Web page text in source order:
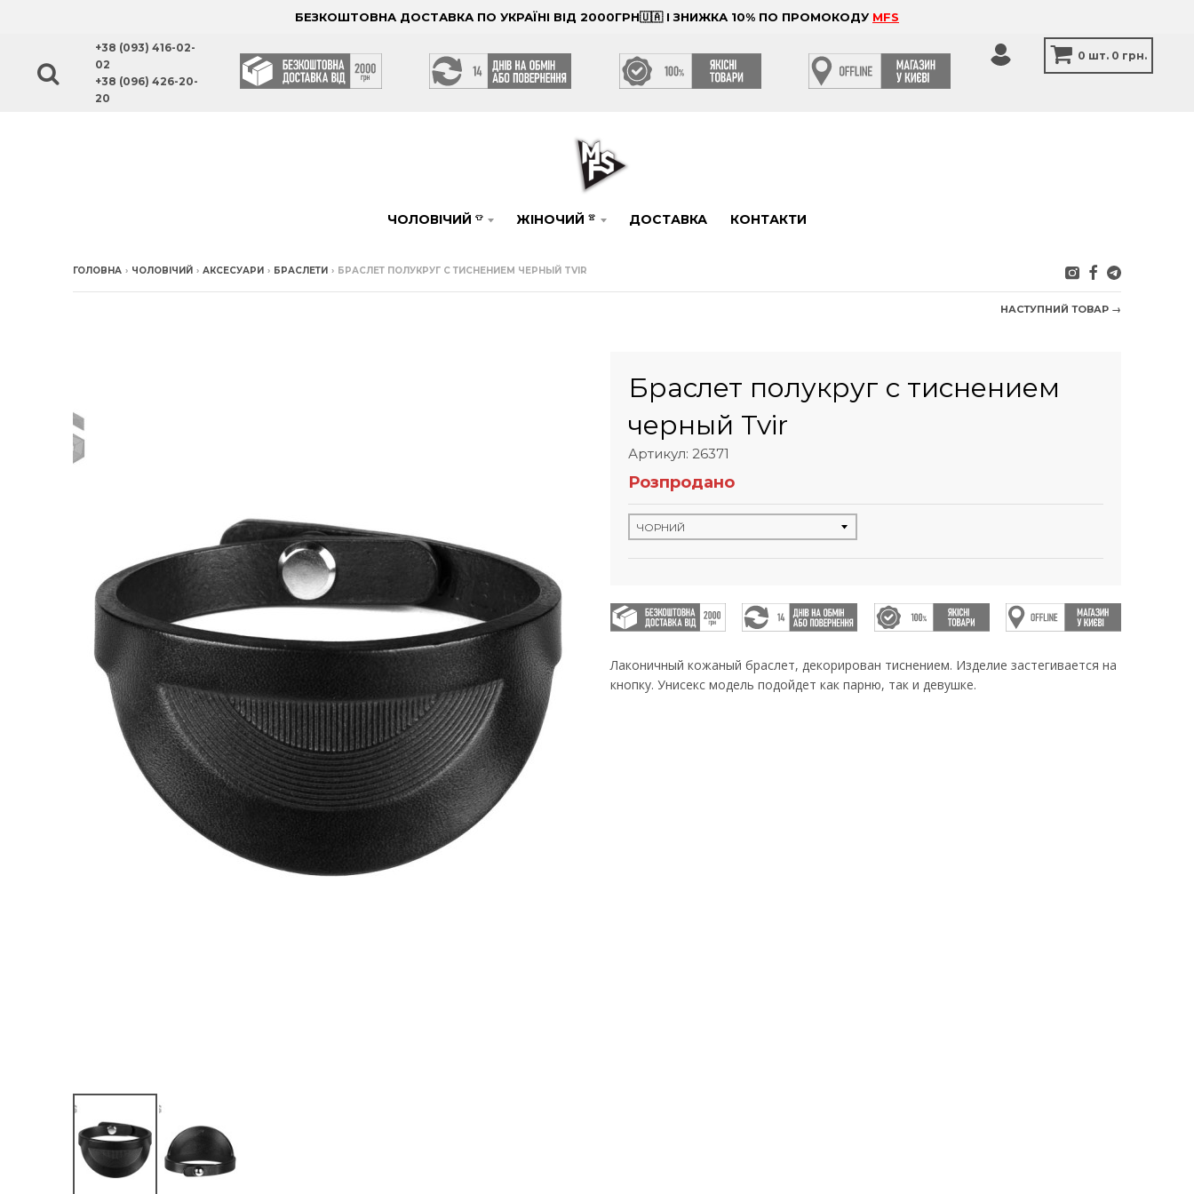
БЕЗКОШТОВНА ДОСТАВКА ПО УКРАЇНІ ВІД 2000ГРН🇺🇦 І ЗНИЖКА 10% ПО ПРОМОКОДУ MFS
+38 (093) 416-02-
02
+38 (096) 426-20-
20
0 шт. 0 грн.
ЧОЛОВІЧИЙ 👕 ЖІНОЧИЙ 👚 ДОСТАВКА КОНТАКТИ
ГОЛОВНА › ЧОЛОВІЧИЙ › АКСЕСУАРИ › БРАСЛЕТИ › БРАСЛЕТ ПОЛУКРУГ С ТИСНЕНИЕМ ЧЕРНЫЙ TVIR
НАСТУПНИЙ ТОВАР →
Браслет полукруг с тиснением
черный Tvir
Артикул: 26371
Розпродано
Лаконичный кожаный браслет, декорирован тиснением. Изделие застегивается на
кнопку. Унисекс модель подойдет как парню, так и девушке.